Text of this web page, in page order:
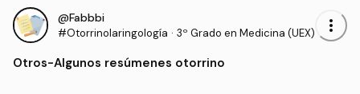
@Fabbbi
#Otorrinolaringología · 3º Grado en Medicina (UEX) more_vert
Otros-Algunos resúmenes otorrino